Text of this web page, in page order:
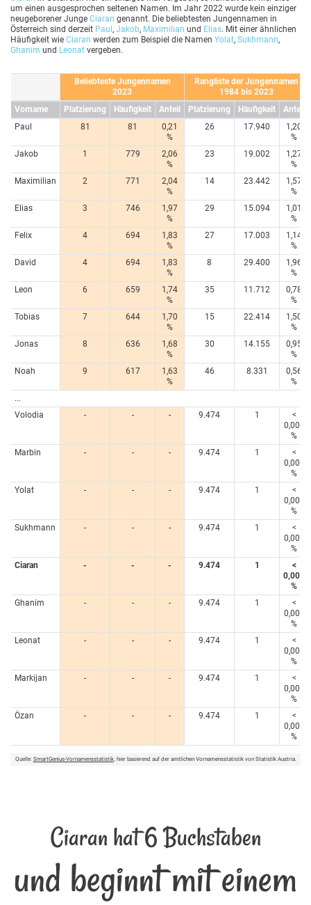
um einen ausgesprochen seltenen Namen. Im Jahr 2022 wurde kein einziger
neugeborener Junge Ciaran genannt. Die beliebtesten Jungennamen in
Österreich sind derzeit Paul , Jakob, Maximilian und Elias. Mit einer ähnlichen
Häufigkeit wie Ciaran werden zum Beispiel die Namen Yolat, Sukhmann,
Ghanim und Leonat vergeben.
Beliebteste Jungennamen
2023
Rangliste der Jungennamen
1984 bis 2023
Vorname
Platzierung Häufigkeit Anteil Platzierung Häufigkeit
Anteil
Paul
81 81
0,21
%
26 17.940
1,20
%
Jakob
1 779
2,06
%
23 19.002
1,27
%
Maximilian
2 771
2,04
%
14 23.442
1,57
%
Elias
3 746
1,97
%
29 15.094
1,01
%
Felix
4 694
1,83
%
27 17.003
1,14
%
David
4 694
1,83
%
8 29.400
1,96
%
Leon
6 659
1,74
%
35 11.712
0,78
%
Tobias
7 644
1,70
%
15 22.414
1,50
%
Jonas
8 636
1,68
%
30 14.155
0,95
%
Noah
9 617
1,63
%
46 8.331
0,56
%
...
Volodia
- - - 9.474 1
<
0,005
%
Marbin
- - - 9.474 1
<
0,005
%
Yolat
- - - 9.474 1
<
0,005
%
Sukhmann
- - - 9.474 1
<
0,005
%
Ciaran
- - - 9.474 1
<
0,005
%
Ghanim
- - - 9.474 1
<
0,005
%
Leonat
- - - 9.474 1
<
0,005
%
Markijan
- - - 9.474 1
<
0,005
%
Özan
- - - 9.474 1
<
0,005
%
Quelle: SmartGenius-Vornamensstatistik, hier basierend auf der amtlichen Vornamensstatistik von Statistik Austria.
Ciaran hat 6 Buchstaben
und beginnt mit einem